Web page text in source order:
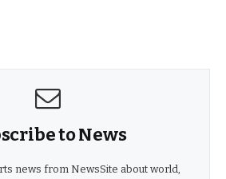
to News
news from NewsSite about world,